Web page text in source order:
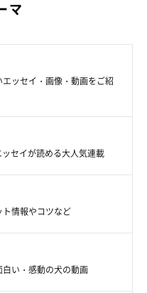
マ
ッセイ・画像・動画をご紹
セイが読める大人気連載
情報やコツなど
い・感動の犬の動画